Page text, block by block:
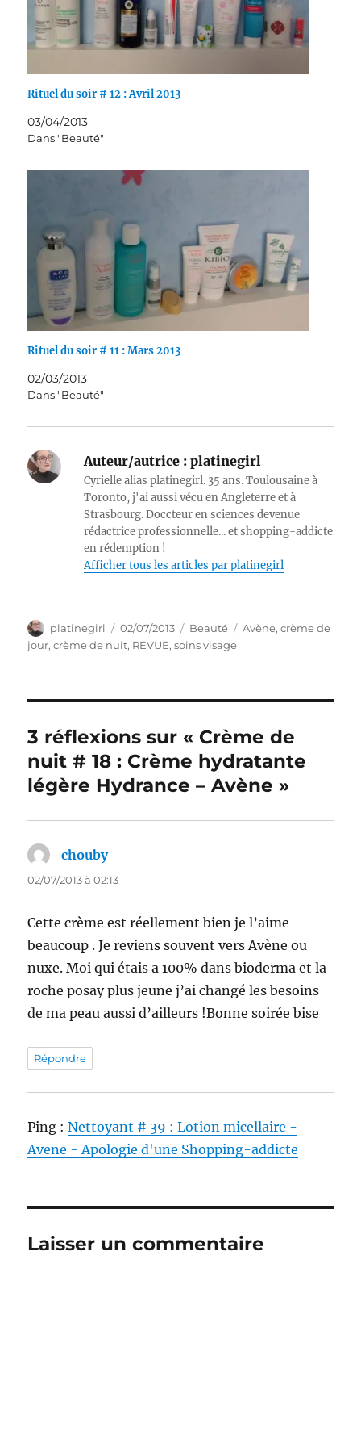
Rituel du soir # 12 : Avril 2013
03/04/2013
Dans "Beauté"
Rituel du soir # 11 : Mars 2013
02/03/2013
Dans "Beauté"
Auteur/autrice : platinegirl
Cyrielle alias platinegirl. 35 ans. Toulousaine à
Toronto, j'ai aussi vécu en Angleterre et à
Strasbourg. Doccteur en sciences devenue
rédactrice professionnelle... et shopping-addicte
en rédemption !
Afficher tous les articles par platinegirl
Auteur
platinegirl
Publié
le
02/07/2013 Catégories
Beauté Étiquettes
Avène,crème de
jour,crème de nuit, REVUE,soins visage
3 réflexions sur « Crème de
nuit # 18 : Crème hydratante
légère Hydrance – Avène »
choubydit :
02/07/2013 à 02:13
Cette crème est réellement bien je l’aime
beaucoup . Je reviens souvent vers Avène ou
nuxe. Moi qui étais a 100% dans bioderma et la
roche posay plus jeune j’ai changé les besoins
de ma peau aussi d’ailleurs !Bonne soirée bise
Répondre
Ping :Nettoyant # 39 : Lotion micellaire -
Avene - Apologie d'une Shopping-addicte
Laisser un commentaire